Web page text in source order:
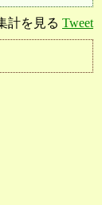
計を見る Tweet